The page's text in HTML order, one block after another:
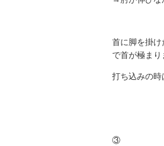
首に脚を掛
で首が極まり
打ち込みの時
③